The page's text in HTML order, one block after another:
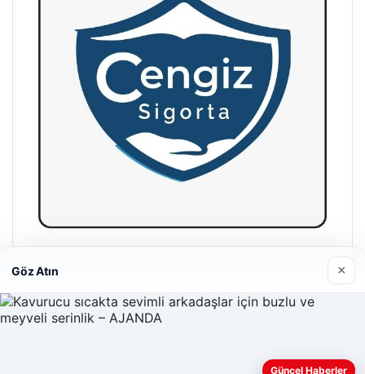
Hastaş Beton
Göz Atın ×
Güncel Haberler